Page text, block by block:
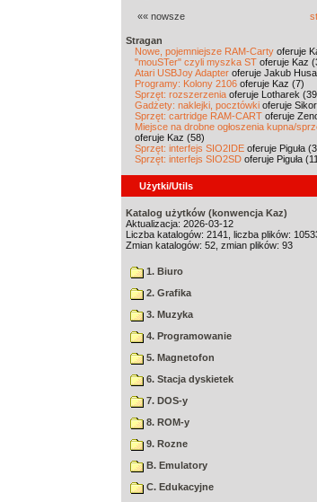
«« nowsze
Stragan
Nowe, pojemniejsze RAM-Carty oferuje
"mouSTer" czyli myszka ST oferuje Kaz
Atari USBJoy Adapter oferuje Jakub
Programy: Kolony 2106 oferuje Kaz (7)
Sprzęt: rozszerzenia oferuje Lotharek
Gadżety: naklejki, pocztówki oferuje
Sprzęt: cartridge RAM-CART oferuje
Miejsce na drobne ogłoszenia kupna/
oferuje Kaz (58)
Sprzęt: interfejs SIO2IDE oferuje Piguła
Sprzęt: interfejs SIO2SD oferuje Piguła
Użytki/Utils
Katalog użytków (konwencja Kaz)
Aktualizacja: 2026-03-12
Liczba katalogów: 2141, liczba plików:
Zmian katalogów: 52, zmian plików: 93
1. Biuro
2. Grafika
3. Muzyka
4. Programowanie
5. Magnetofon
6. Stacja dyskietek
7. DOS-y
8. ROM-y
9. Rozne
B. Emulatory
C. Edukacyjne